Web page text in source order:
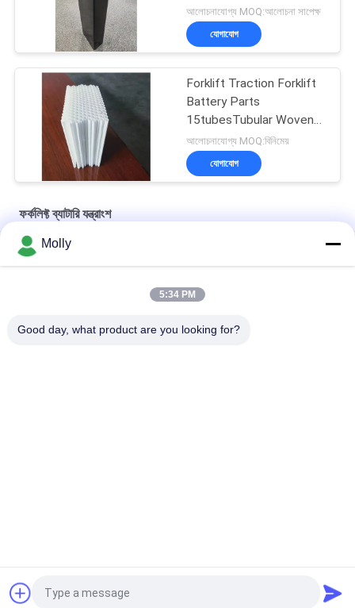
কাস্টমাইজযোগ্য আকার - BCI বক্স
আলোচনাযোগ্য MOQ:আলোচনা সাপেক্ষ
যোগাযোগ
Forklift Traction Forklift
Battery Parts
15tubesTubular Woven
Battery Gauntlet
আলোচনাযোগ্য MOQ:বিনিমেয়
যোগাযোগ
ফর্কলিফ্ট ব্যাটারি যন্ত্রাংশ
স্ট্রং ট্র্যাকশন ফোর্কল্ট ব্যাটারি পার্টস ইভি ব্যাটারি বিভাজক ব্যাটারি গন্টলেট
Molly
5:34 PM
Good day, what product are you looking for?